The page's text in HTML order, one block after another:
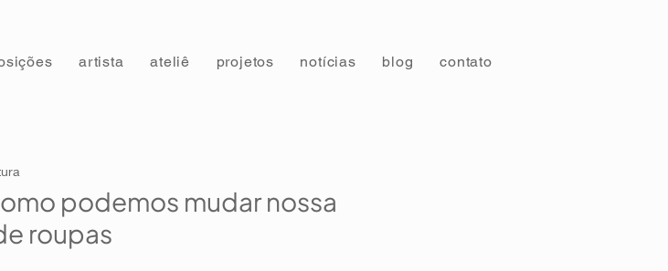
artista ateliê projetos notícias blog contato
podemos mudar nossa
roupas